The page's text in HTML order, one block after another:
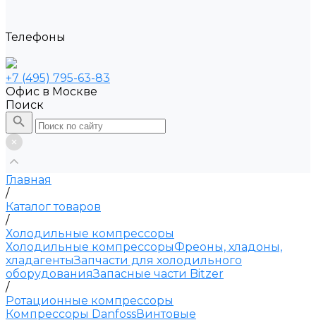
Телефоны
+7 (495) 795-63-83
Офис в Москве
Поиск
Главная
/
Каталог товаров
/
Холодильные компрессоры
Холодильные компрессорыФреоны, хладоны,
хладагентыЗапчасти для холодильного
оборудованияЗапасные части Bitzer
/
Ротационные компрессоры
Компрессоры DanfossВинтовые